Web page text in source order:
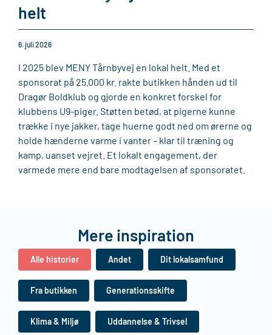
helt
6. juli 2026
I 2025 blev MENY Tårnbyvej en lokal helt. Med et
sponsorat på 25.000 kr. rakte butikken hånden ud til
Dragør Boldklub og gjorde en konkret forskel for
klubbens U9-piger. Støtten betød, at pigerne kunne
trække i nye jakker, tage huerne godt ned om ørerne og
holde hænderne varme i vanter – klar til træning og
kamp, uanset vejret. Et lokalt engagement, der
varmede mere end bare modtagelsen af sponsoratet.
Mere inspiration
Alle historier Andet Dit lokalsamfund
Fra butikken Generationsskifte
Klima & Miljø Uddannelse & Trivsel